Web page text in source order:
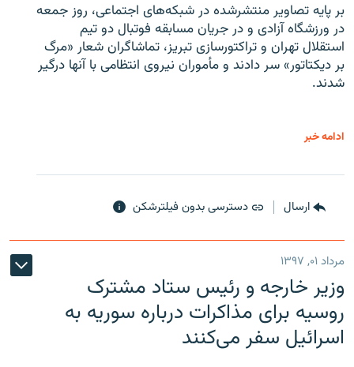
بر پایه تصاویر منتشرشده در شبکه‌های اجتماعی، روز جمعه
در ورزشگاه آزادی و در جریان مسابقه فوتبال دو تیم
استقلال تهران و تراکتورسازی تبریز، تماشاگران شعار «مرگ
بر دیکتاتور» سر دادند و مأموران نیروی انتظامی با آنها درگیر
شدند.
ادامه خبر
ارسال دسترسی بدون فیلترشکن
مرداد ۰۱, ۱۳۹۷
وزیر خارجه و رئیس‌ ستاد مشترک
روسیه برای مذاکرات درباره سوریه به
اسرائیل سفر می‌کنند